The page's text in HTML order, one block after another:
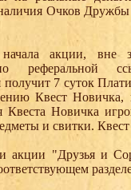
Очков Дружбы
акции, вне
по
получит 7 суток
Квест
Квеста Новичка
и свитки.
акции "Друзья и